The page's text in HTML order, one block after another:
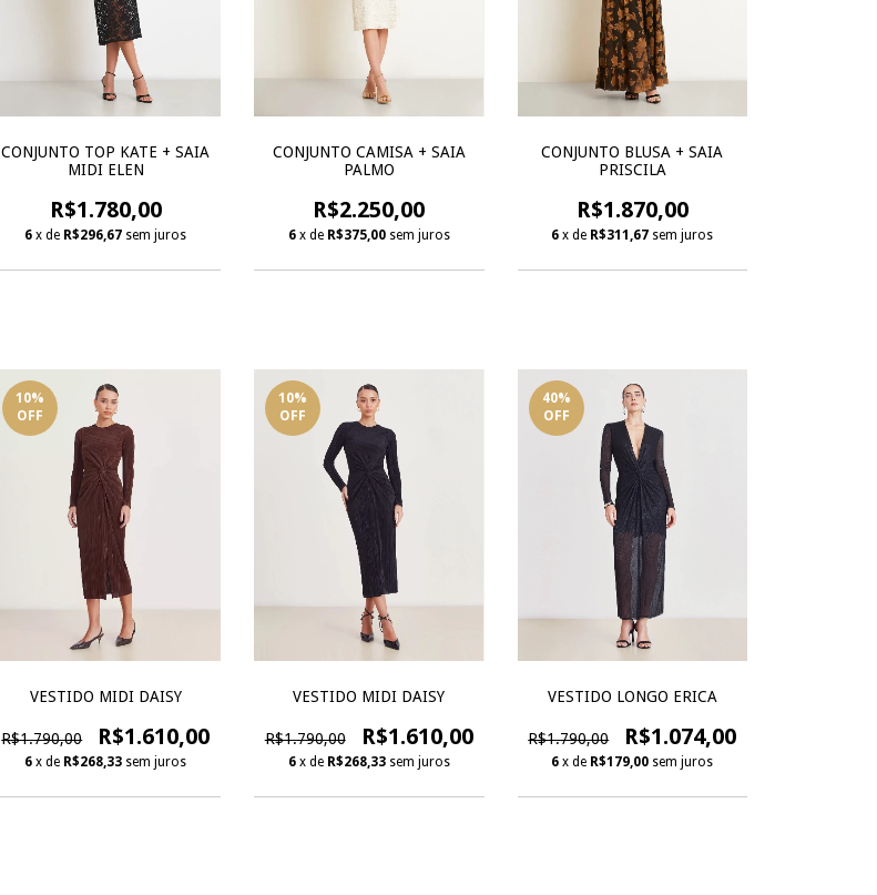
CONJUNTO TOP KATE + SAIA
MIDI ELEN
R$1.780,00
6 x de R$296,67 sem juros
CONJUNTO CAMISA + SAIA
PALMO
R$2.250,00
6 x de R$375,00 sem juros
CONJUNTO BLUSA + SAIA
PRISCILA
R$1.870,00
6 x de R$311,67 sem juros
10%
OFF
VESTIDO MIDI DAISY
R$1.790,00 R$1.610,00
6 x de R$268,33 sem juros
10%
OFF
VESTIDO MIDI DAISY
R$1.790,00 R$1.610,00
6 x de R$268,33 sem juros
40%
OFF
VESTIDO LONGO ERICA
R$1.790,00 R$1.074,00
6 x de R$179,00 sem juros